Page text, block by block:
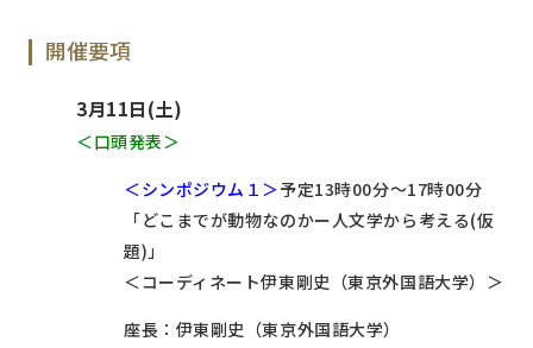
開催要項
3月11日(土)
＜口頭発表＞
＜シンポジウム１＞予定13時00分～17時00分
「どこまでが動物なのかー人文学から考える(仮
題)」
＜コーディネート伊東剛史（東京外国語大学）＞
座長：伊東剛史（東京外国語大学）